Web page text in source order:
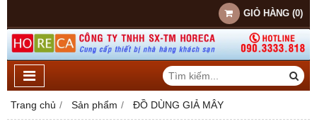
GIỎ HÀNG (0)
Trang chủ Sản phẩm ĐỒ DÙNG GIẢ MÂY